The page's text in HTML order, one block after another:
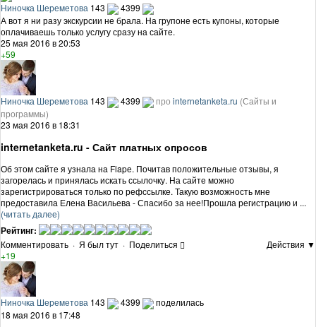
Ниночка Шереметова 143
4399
А вот я ни разу экскурсии не брала. На групоне есть купоны, которые
оплачиваешь только услугу сразу на сайте.
25 мая 2016 в 20:53
+59
Ниночка Шереметова 143 4399 про internetanketa.ru (Сайты и
программы)
23 мая 2016 в 18:31
internetanketa.ru - Сайт платных опросов
Об этом сайте я узнала на Flapе. Почитав положительные отзывы, я
загорелась и принялась искать ссылочку. На сайте можно
зарегистрироваться только по рефссылке. Такую возможность мне
предоставила Елена Васильева - Спасибо за нее!Прошла регистрацию и ...
(читать далее)
Рейтинг:
Комментировать · Я был тут · Поделиться
Действия ▼
+19
Ниночка Шереметова 143 4399
поделилась
18 мая 2016 в 17:48